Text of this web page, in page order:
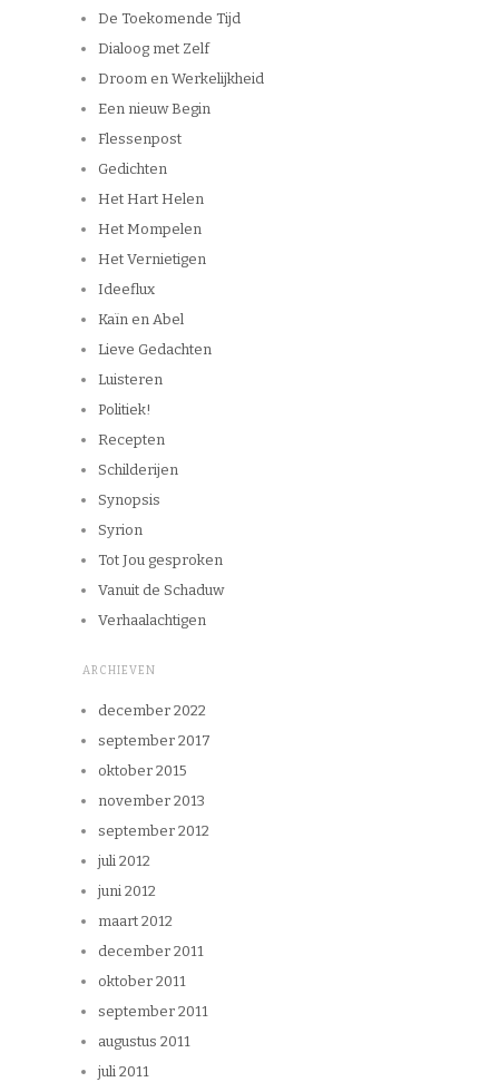
De Toekomende Tijd
Dialoog met Zelf
Droom en Werkelijkheid
Een nieuw Begin
Flessenpost
Gedichten
Het Hart Helen
Het Mompelen
Het Vernietigen
Ideeflux
Kaïn en Abel
Lieve Gedachten
Luisteren
Politiek!
Recepten
Schilderijen
Synopsis
Syrion
Tot Jou gesproken
Vanuit de Schaduw
Verhaalachtigen
ARCHIEVEN
december 2022
september 2017
oktober 2015
november 2013
september 2012
juli 2012
juni 2012
maart 2012
december 2011
oktober 2011
september 2011
augustus 2011
juli 2011